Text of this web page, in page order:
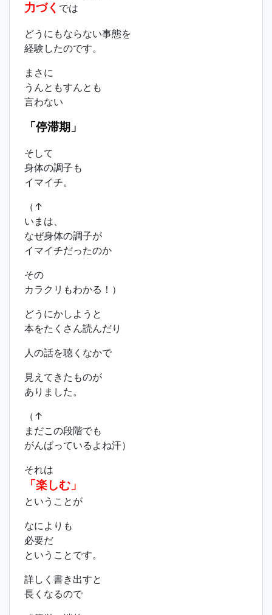
力づく では
どうにもならない事態を
経験したのです。
まさに
うんともすんとも
言わない
「停滞期」
そして
身体の調子も
イマイチ。
（↑
いまは、
なぜ身体の調子が
イマイチだったのか
その
カラクリもわかる！）
どうにかしようと
本をたくさん読んだり
人の話を聴くなかで
見えてきたものが
ありました。
（↑
まだこの段階でも
がんばっているよね汗）
それは
「楽しむ」
ということが
なによりも
必要だ
ということです。
詳しく書き出すと
長くなるので